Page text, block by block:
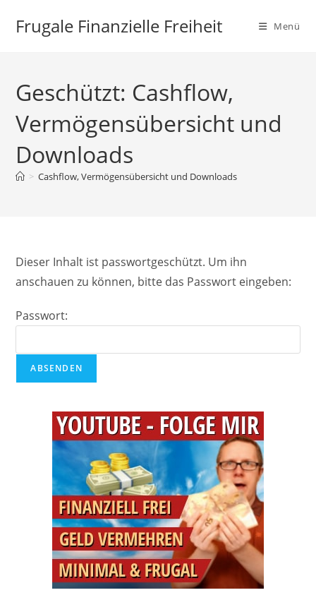
InhaltFrugale Finanzielle Freiheit Menü
Geschützt: Cashflow,
Vermögensübersicht und
Downloads
> Cashflow, Vermögensübersicht und Downloads
Dieser Inhalt ist passwortgeschützt. Um ihn
anschauen zu können, bitte das Passwort eingeben:
Passwort: